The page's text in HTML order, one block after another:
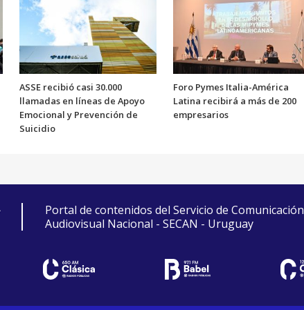
ASSE recibió casi 30.000
llamadas en líneas de Apoyo
Emocional y Prevención de
Suicidio
Foro Pymes Italia-América
Latina recibirá a más de 200
empresarios
Portal de contenidos del Servicio de Comunicación
Audiovisual Nacional - SECAN - Uruguay